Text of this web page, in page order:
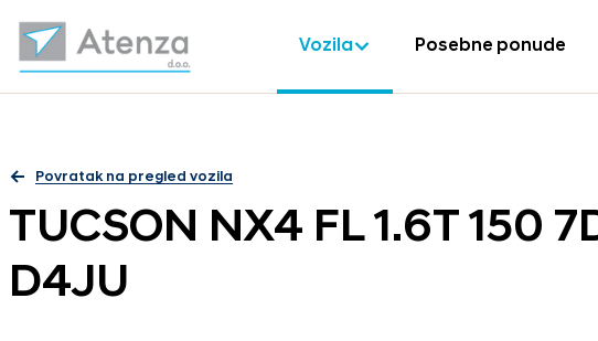
Vozila Posebne ponude
Povratak na pregled vozila
TUCSON NX4 FL 1.6T 150
D4JU